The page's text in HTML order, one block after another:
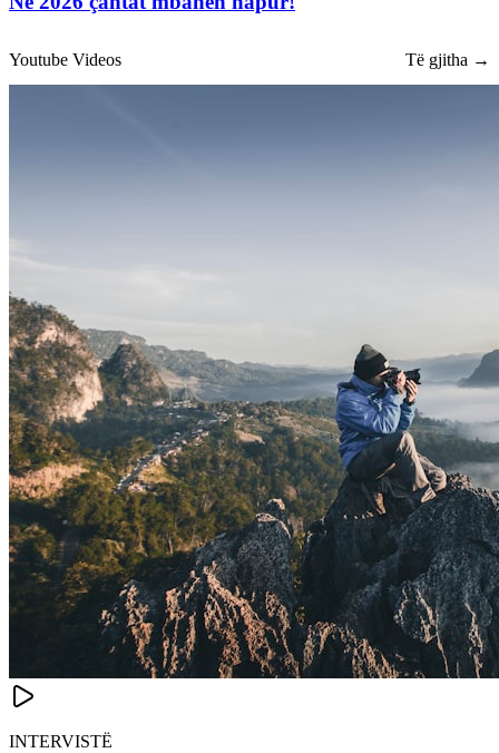
Youtube Videos Të gjitha →
INTERVISTË